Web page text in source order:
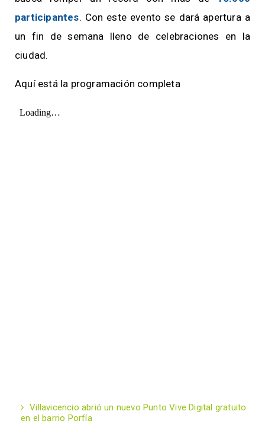
participantes. Con este evento se dará apertura a
un fin de semana lleno de celebraciones en la
ciudad.
Aquí está la programación completa
Villavicencio abrió un nuevo Punto Vive Digital gratuito
en el barrio Porfía